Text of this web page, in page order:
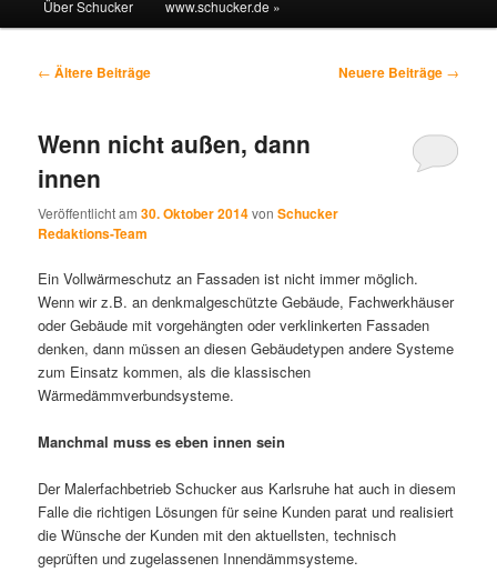
Über Schucker www.schucker.de »
Artikelnavigation
← Ältere Beiträge Neuere Beiträge →
Wenn nicht außen, dann
innen
Veröffentlicht am30. Oktober 2014vonSchucker
Redaktions-Team
Ein Vollwärmeschutz an Fassaden ist nicht immer möglich.
Wenn wir z.B. an denkmalgeschützte Gebäude, Fachwerkhäuser
oder Gebäude mit vorgehängten oder verklinkerten Fassaden
denken, dann müssen an diesen Gebäudetypen andere Systeme
zum Einsatz kommen, als die klassischen
Wärmedämmverbundsysteme.
Manchmal muss es eben innen sein
Der Malerfachbetrieb Schucker aus Karlsruhe hat auch in diesem
Falle die richtigen Lösungen für seine Kunden parat und realisiert
die Wünsche der Kunden mit den aktuellsten, technisch
geprüften und zugelassenen Innendämmsysteme.